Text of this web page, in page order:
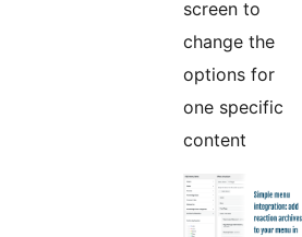
screen to
change the
options for
one specific
content